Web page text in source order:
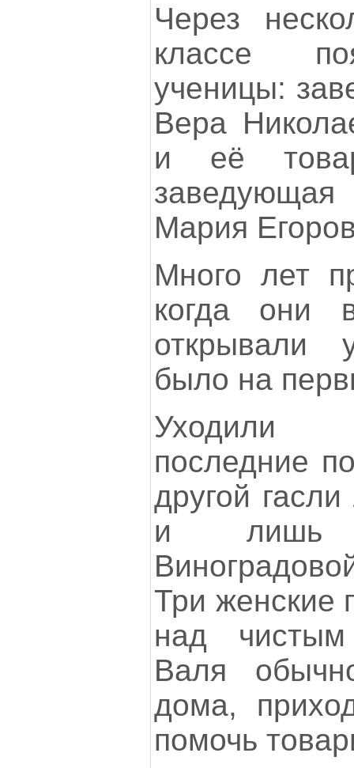
Через
классе
ученицы:
Вера
и её
Мария
Много лет
когда они
открывали
было на
Уходили
последние
другой
и лишь
Три женские
над
Валя
дома,
помочь